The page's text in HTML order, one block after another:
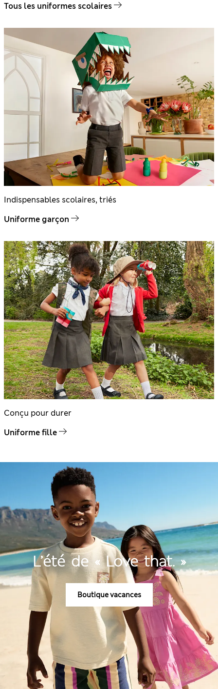
Tous les uniformes scolaires
Indispensables scolaires, triés
Uniforme garçon
Conçu pour durer
Uniforme fille
L’été de « Love that. »
Boutique vacances